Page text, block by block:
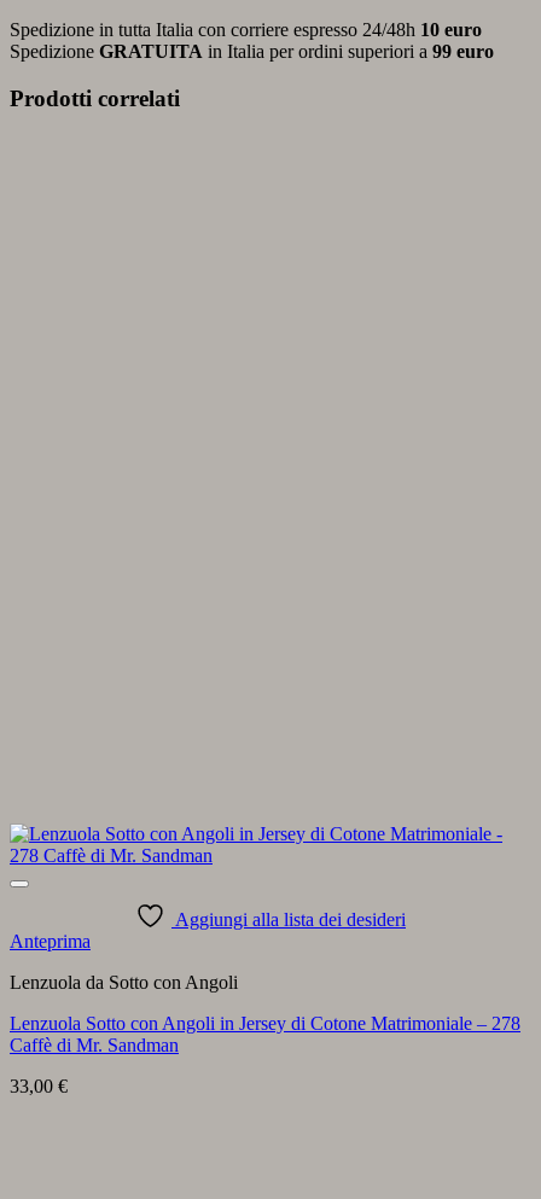
Spedizione in tutta Italia con corriere espresso 24/48h 10 euro
Spedizione GRATUITA in Italia per ordini superiori a 99 euro
Prodotti correlati
Aggiungi alla lista dei desideri
Anteprima
Lenzuola da Sotto con Angoli
Lenzuola Sotto con Angoli in Jersey di Cotone Matrimoniale – 278
Caffè di Mr. Sandman
33,00 €